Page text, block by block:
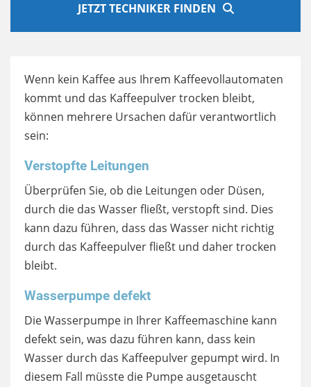
JETZT TECHNIKER FINDEN
Wenn kein Kaffee aus Ihrem Kaffeevollautomaten
kommt und das Kaffeepulver trocken bleibt,
können mehrere Ursachen dafür verantwortlich
sein:
Verstopfte Leitungen
Überprüfen Sie, ob die Leitungen oder Düsen,
durch die das Wasser fließt, verstopft sind. Dies
kann dazu führen, dass das Wasser nicht richtig
durch das Kaffeepulver fließt und daher trocken
bleibt.
Wasserpumpe defekt
Die Wasserpumpe in Ihrer Kaffeemaschine kann
defekt sein, was dazu führen kann, dass kein
Wasser durch das Kaffeepulver gepumpt wird. In
diesem Fall müsste die Pumpe ausgetauscht